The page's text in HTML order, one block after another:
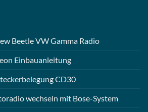
Beetle VW Gamma Radio
Einbauanleitung
CD30
wechseln mit Bose-System